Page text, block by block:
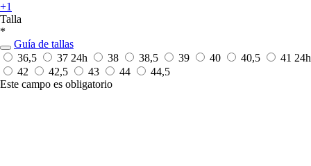
+1
Talla
*
Guía de tallas
36,5
37 24h 38 38,5 39 40 40,5 41 24h
42
42,5 43 44
44,5
Este campo es obligatorio